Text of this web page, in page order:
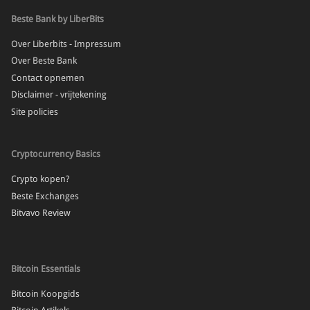
Beste Bank by LiberBits
Over Liberbits - Impressum
Over Beste Bank
Contact opnemen
Disclaimer - vrijtekening
Site policies
Cryptocurrency Basics
Crypto kopen?
Beste Exchanges
Bitvavo Review
Bitcoin Essentials
Bitcoin Koopgids